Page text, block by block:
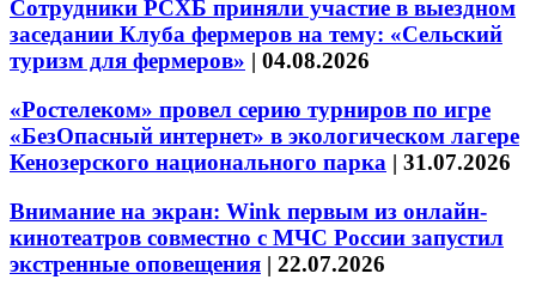
Сотрудники РСХБ приняли участие в выездном
заседании Клуба фермеров на тему: «Сельский
туризм для фермеров» | 04.08.2026
«Ростелеком» провел серию турниров по игре
«БезОпасный интернет» в экологическом лагере
Кенозерского национального парка | 31.07.2026
Внимание на экран: Wink первым из онлайн-
кинотеатров совместно с МЧС России запустил
экстренные оповещения | 22.07.2026